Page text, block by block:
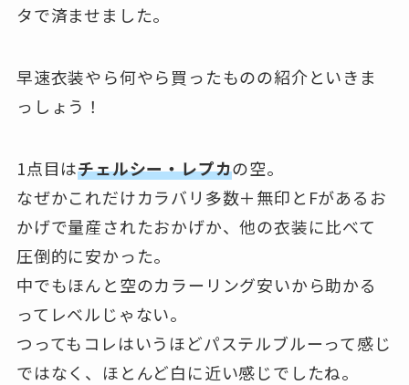
タで済ませました。
早速衣装やら何やら買ったものの紹介といきま
っしょう！
1点目はチェルシー・レプカの空。
なぜかこれだけカラバリ多数＋無印とFがあるお
かげで量産されたおかげか、他の衣装に比べて
圧倒的に安かった。
中でもほんと空のカラーリング安いから助かる
ってレベルじゃない。
つってもコレはいうほどパステルブルーって感じ
ではなく、ほとんど白に近い感じでしたね。